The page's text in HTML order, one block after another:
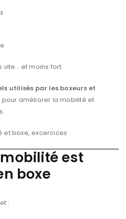
vite… et moins fort.
utilisés par les boxeurs et
pour améliorer la mobilité et
est
boxe
: